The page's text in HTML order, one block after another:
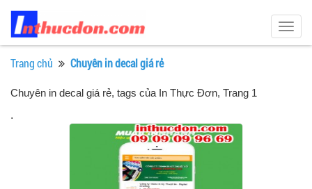
Trang chủ Chuyên in decal giá rẻ
Chuyên in decal giá rẻ, tags của In Thực Đơn, Trang 1
.